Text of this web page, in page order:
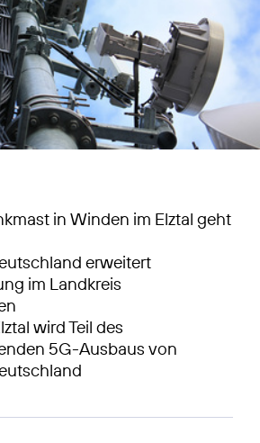
in Winden im Elztal geht
erweitert
im Landkreis
wird Teil des
5G-Ausbaus von